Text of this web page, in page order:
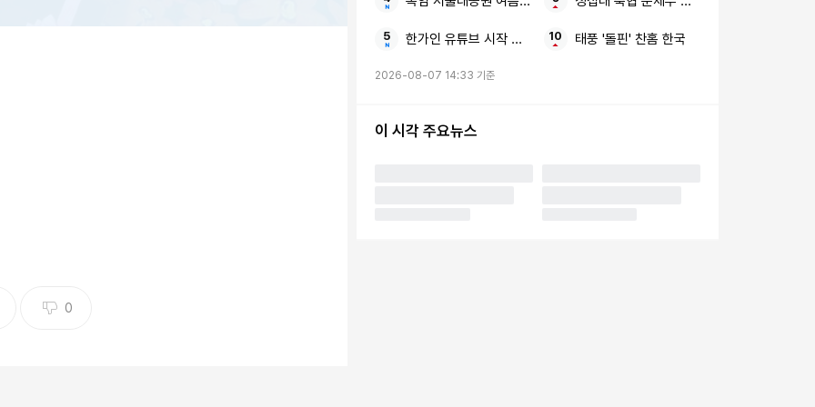
0
한가인 유튜브 시작 번아웃 고백 태풍 '돌핀' 찬홈 한국
2026-08-07 14:33 기준
이 시각 주요뉴스